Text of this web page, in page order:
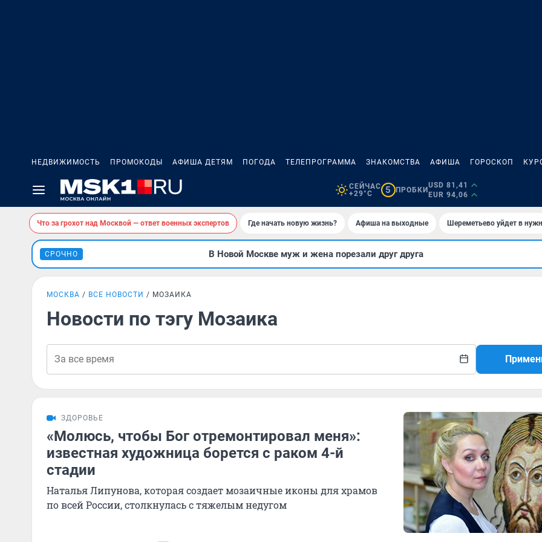
НЕДВИЖИМОСТЬ ПРОМОКОДЫ АФИША ДЕТЯМ ПОГОДА ТЕЛЕПРОГРАММА ЗНАКОМСТВА АФИША ГОРОСКОП
СЕЙЧАС
+29°C
5 ПРОБКИ
USD 81,41
EUR 94,06
Что за грохот над Москвой — ответ военных экспертов Где начать новую жизнь? Афиша на выходные Шереметьево уйдет в
СРОЧНО В Новой Москве муж и жена порезали друг друга
МОСКВА ВСЕ НОВОСТИ МОЗАИКА
Новости по тэгу Мозаика
ЗДОРОВЬЕ
«Молюсь, чтобы Бог отремонтировал меня»:
известная художница борется с раком 4-й
стадии
Наталья Липунова, которая создает мозаичные иконы для храмов
по всей России, столкнулась с тяжелым недугом